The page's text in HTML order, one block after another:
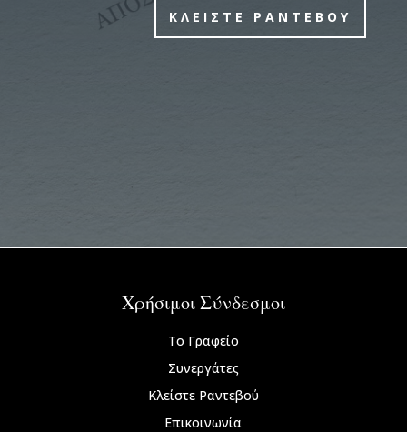
ΚΛΕΙΣΤΕ ΡΑΝΤΕΒΟΥ
Χρήσιμοι Σύνδεσμοι
Το Γραφείο
Συνεργάτες
Κλείστε Ραντεβού
Επικοινωνία